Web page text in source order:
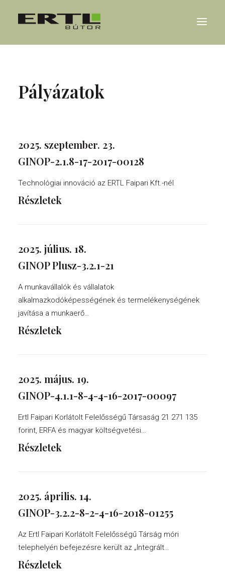
RÓLUNK
REFERENCIÁK
HÍREK
KAPCSOLAT
Pályázatok
2025. szeptember. 23.
GINOP-2.1.8-17-2017-00128
Technológiai innováció az ERTL Faipari Kft.-nél
Részletek
2025. július. 18.
GINOP Plusz-3.2.1-21
A munkavállalók és vállalatok
alkalmazkodóképességének és termelékenységének
javítása a munkaerő…
Részletek
2025. május. 19.
GINOP-4.1.1-8-4-4-16-2017-00097
Ertl Faipari Korlátolt Felelősségű Társaság 21 271 135
forint, ERFA és magyar költségvetési…
Részletek
2025. április. 14.
GINOP-3.2.2-8-2-4-16-2018-01255
Az Ertl Faipari Korlátolt Felelősségű Társág móri
telephelyén befejezésre került az „Integrált…
Részletek